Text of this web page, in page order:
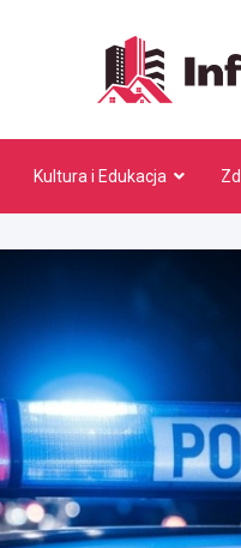
Kultura i Edukacja